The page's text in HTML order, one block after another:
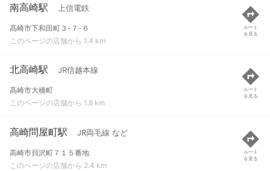
南高崎駅 上信電鉄
高崎市下和田町３-７-６
このページの店舗から 1.4 km
ルート
を見る
北高崎駅 JR信越本線
高崎市大橋町
このページの店舗から 1.8 km
ルート
を見る
高崎問屋町駅 JR両毛線 など
高崎市貝沢町７１５番地
このページの店舗から 2.4 km
ルート
を見る